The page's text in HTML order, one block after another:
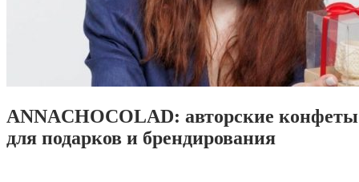
ANNACHOCOLAD: авторские
для подарков и брендирования